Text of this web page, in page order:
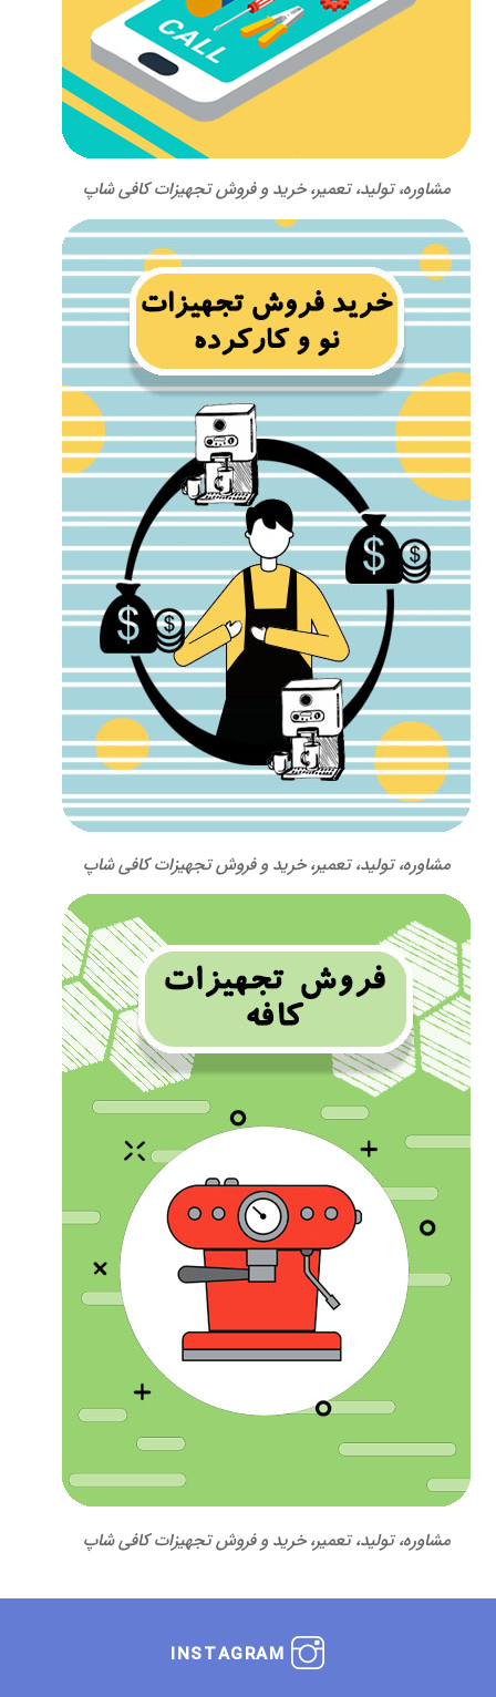
مشاوره، تولید، تعمیر، خرید و فروش تجهیزات کافی شاپ
مشاوره، تولید، تعمیر، خرید و فروش تجهیزات کافی شاپ
مشاوره، تولید، تعمیر، خرید و فروش تجهیزات کافی شاپ
INSTAGRAM